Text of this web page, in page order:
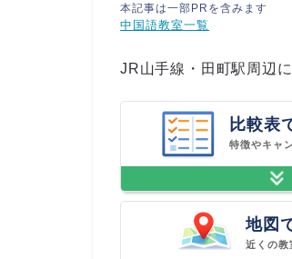
本記事は一部PRを含みます
中国語教室一覧
JR山手線・田町駅周辺
比較表
特徴やキャ
地図
近くの教